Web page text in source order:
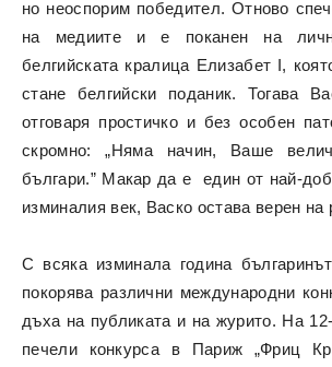
но неоспорим победител. Отново
на медиите и е поканен на
белгийската кралица Елизабет I,
стане белгийски поданик. Тогава
отговаря простичко и без особен
скромно: „Няма начин, Ваше
българи.” Макар да е един от най-
изминалия век, Васко остава верен на
С всяка изминала година
покорява различни международни
дъха на публиката и на журито. На
печели конкурса в Париж „Фриц